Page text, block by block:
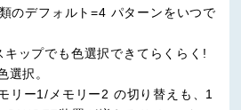
のデフォルト=4 パターンをいつで
キップでも色選択できてらくらく!
選択。
リー1/メモリー2 の切り替えも、1